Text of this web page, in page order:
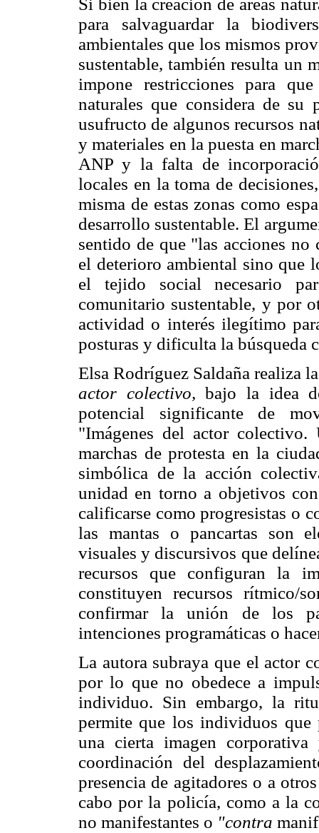
Si bien la creación de áreas
para salvaguardar la
ambientales que los mismos
sustentable, también resulta un
impone restricciones para
naturales que considera de su
usufructo de algunos recursos
y materiales en la puesta en
ANP y la falta de
locales en la toma de
misma de estas zonas como
desarrollo sustentable. El
sentido de que "las acciones no
el deterioro ambiental sino que
el tejido social necesario
comunitario sustentable, y por
actividad o interés ilegítimo
posturas y dificulta la búsqueda
Elsa Rodríguez Saldaña realiza
actor colectivo, bajo la idea
potencial significante de
"Imágenes del actor
marchas de protesta en la
simbólica de la acción
unidad en torno a objetivos
calificarse como progresistas o
las mantas o pancartas son
visuales y discursivos que
recursos que configuran la
constituyen recursos rítmico/
confirmar la unión de los
intenciones programáticas o
La autora subraya que el actor
por lo que no obedece a
individuo. Sin embargo, la
permite que los individuos que
una cierta imagen
coordinación del
presencia de agitadores o a
cabo por la policía, como a la
no manifestantes o "contra